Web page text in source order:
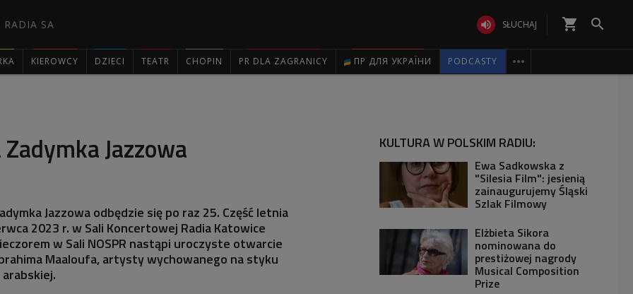
RADIA SA  SŁUCHAJ shopping_cart 
KIEROWCY DZIECI TEATR CHOPIN PR DLA ZAGRANICY ПР ДЛЯ УКРАЇНИ PODCASTY 
Jazzowa
Jazzowa odbędzie się po raz 25. Część letnia
2023 r. w Sali Koncertowej Radia Katowice
w Sali NOSPR nastąpi uroczyste otwarcie
Maaloufa, artysty wychowanego na styku
KULTURA W POLSKIM RADIU:
Ewa Sadkowska z
"Silesia Film": jesienią
zainaugurujemy Śląski
Szlak Filmowy
Elżbieta Sikora
nominowana do
prestiżowej nagrody
Musical Composition
Prize